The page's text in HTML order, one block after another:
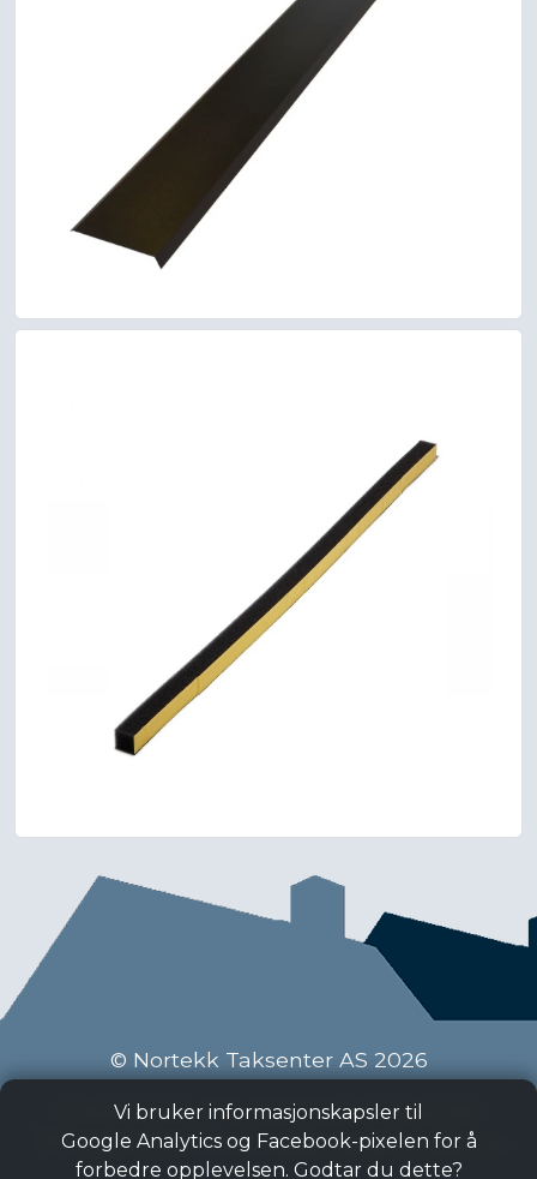
© Nortekk Taksenter AS 2026
Industriveien 9 C, 2020 Skedsmokorset
Tlf:63 87 15 50, Epost:taksenter@nortekk.no
Vi bruker informasjonskapsler til
Google Analytics og Facebook-pixelen for å
forbedre opplevelsen. Godtar du dette?